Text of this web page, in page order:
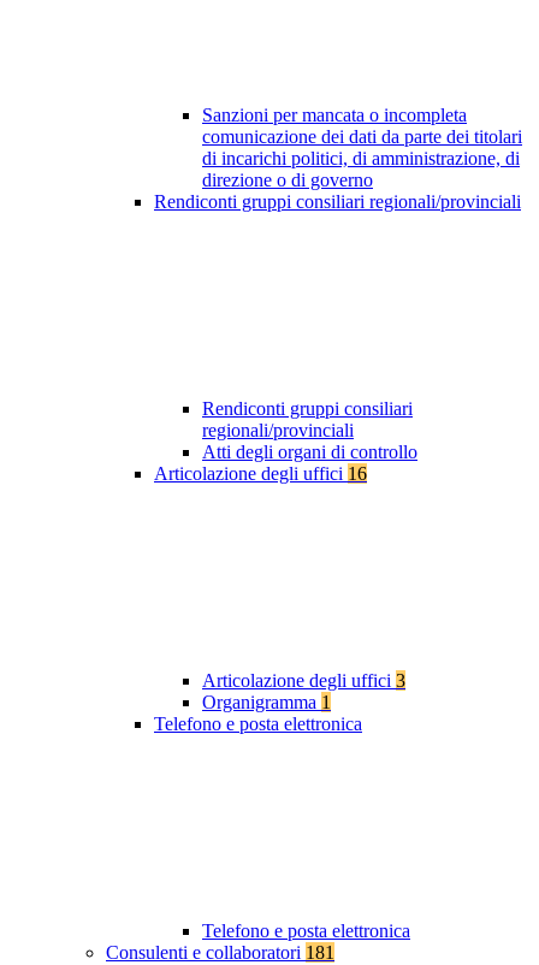
Sanzioni per mancata o incompleta
comunicazione dei dati da parte dei titolari
di incarichi politici, di amministrazione, di
direzione o di governo
Rendiconti gruppi consiliari regionali/provinciali
Rendiconti gruppi consiliari
regionali/provinciali
Atti degli organi di controllo
Articolazione degli uffici 16
Articolazione degli uffici 3
Organigramma 1
Telefono e posta elettronica
Telefono e posta elettronica
Consulenti e collaboratori 181